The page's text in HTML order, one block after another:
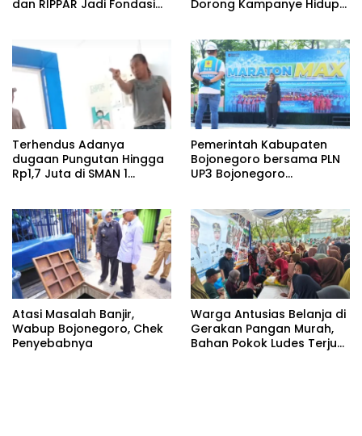
dan RIPPAR Jadi Fondasi
Dorong Kampanye Hidup
Terhendus Adanya
dugaan Pungutan Hingga
Rp1,7 Juta di SMAN 1
Saat Konfirmasi
Pemerintah Kabupaten
Bojonegoro bersama PLN
UP3 Bojonegoro
Atasi Masalah Banjir,
Wabup Bojonegoro, Chek
Penyebabnya
Warga Antusias Belanja di
Gerakan Pangan Murah,
Bahan Pokok Ludes Terjual